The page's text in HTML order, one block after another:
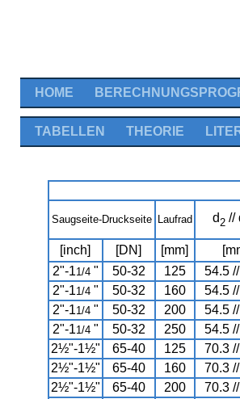
HOME
TABELLEN THEORIE
Saugseite-Druckseite Laufrad d 2//
[inch] [DN] [mm]
2"-11/4" 50-32 125 54.5
2"-11/4" 50-32 160 54.5
2"-11/4" 50-32 200 54.5
2"-11/4" 50-32 250 54.5
2½"-1½"
65-40 125 70.3
2½"-1½"
65-40 160 70.3
2½"-1½"
65-40 200 70.3